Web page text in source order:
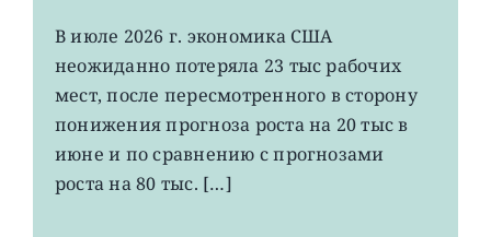
VOO:
рабочих
мест
США
неожиданно
В июле 2026 г. экономика США
неожиданно потеряла 23 тыс рабочих
мест, после пересмотренного в сторону
понижения прогноза роста на 20 тыс в
июне и по сравнению с прогнозами
роста на 80 тыс. […]